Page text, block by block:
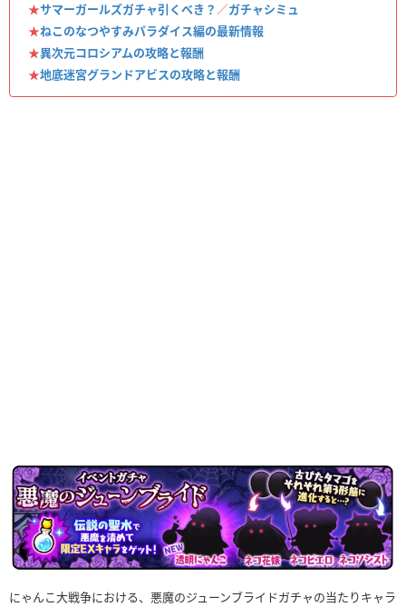
★サマーガールズガチャ引くべき？ ／ガチャシミュ
★ねこのなつやすみパラダイス編の最新情報
★異次元コロシアムの攻略と報酬
★地底迷宮グランドアビスの攻略と報酬
にゃんこ大戦争における、悪魔のジューンブライドガチャの当たりキャラ